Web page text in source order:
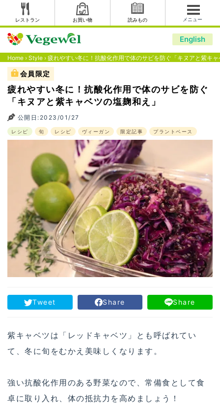
レストラン お買い物 読みもの メニュー
English
Home › Style › 疲れやすい冬に！抗酸化作用で体のサビを防ぐ「キヌアと紫キ
会員限定
疲れやすい冬に！抗酸化作用で体のサビを防ぐ
「キヌアと紫キャベツの塩麹和え」
公開日:2023/01/27
レシピ 旬 レシピ ヴィーガン 限定記事 プラントベース
Tweet Share Share
紫キャベツは「レッドキャベツ」とも呼ばれてい
て、冬に旬をむかえ美味しくなります。
強い抗酸化作用のある野菜なので、常備食として食
卓に取り入れ、体の抵抗力を高めましょう！